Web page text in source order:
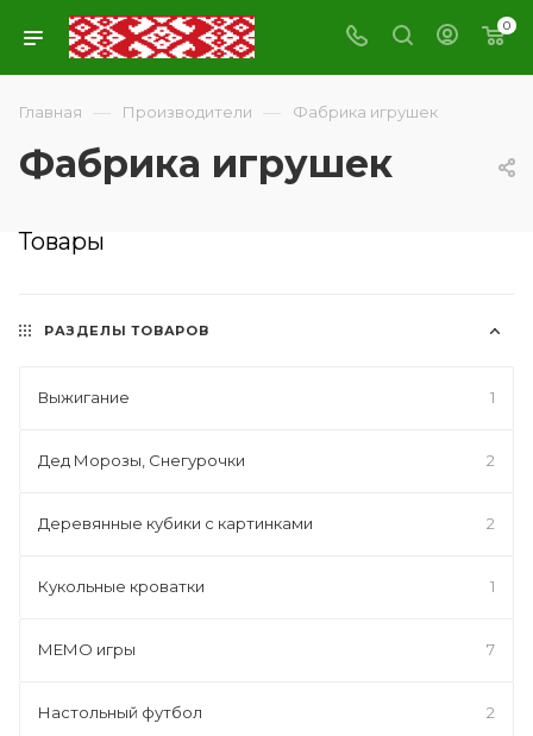
0
Главная — Производители — Фабрика игрушек
Фабрика игрушек
Товары
РАЗДЕЛЫ ТОВАРОВ
Выжигание 1
Дед Морозы, Снегурочки 2
Деревянные кубики с картинками 2
Кукольные кроватки 1
МЕМО игры 7
Настольный футбол 2